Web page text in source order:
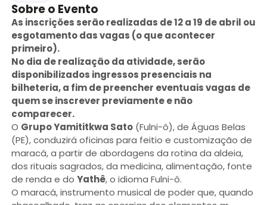
Sobre o Evento
As inscrições serão realizadas de 12 a 19 de abril ou
esgotamento das vagas (o que acontecer
primeiro).
No dia de realização da atividade, serão
disponibilizados ingressos presenciais na
bilheteria, a fim de preencher eventuais vagas de
quem se inscrever previamente e não
comparecer.
O Grupo Yamititkwa Sato(Fulni-ô), de Águas Belas
(PE), conduzirá oficinas para feitio e customização de
maracá, a partir de abordagens da rotina da aldeia,
dos rituais sagrados, da medicina, alimentação, fonte
de renda e do Yathê, o idioma Fulni-ô.
O maracá, instrumento musical de poder que, quando